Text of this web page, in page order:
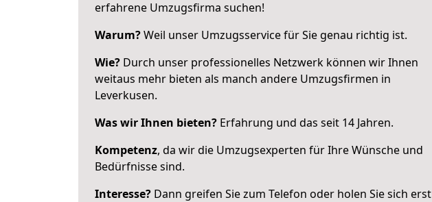
erfahrene Umzugsfirma suchen!
Warum?Weil unser Umzugsservice für Sie genau richtig ist.
Wie? Durch unser professionelles Netzwerk können wir Ihnen
weitaus mehr bieten als manch andere Umzugsfirmen in
Leverkusen.
Was wir Ihnen bieten? Erfahrung und das seit 14 Jahren.
Kompetenz, da wir die Umzugsexperten für Ihre Wünsche und
Bedürfnisse sind.
Interesse? Dann greifen Sie zum Telefon oder holen Sie sich erst